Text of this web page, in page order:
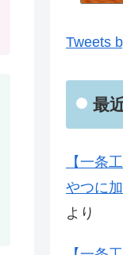
Tweets
最
【一条
やつに
より